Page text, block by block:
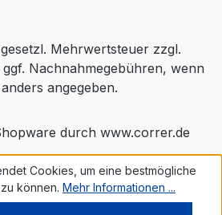
Mehrwertsteuer zzgl.
Nachnahmegebühren, wenn
angegeben.
durch www.correr.de
Cookies, um eine bestmögliche
können. Mehr Informationen ...